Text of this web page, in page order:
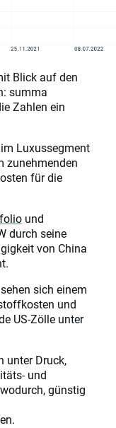
Blick auf den
summa
Zahlen ein
Luxussegment
zunehmenden
für die
und
durch seine
von China
sich einem
und
US-Zölle unter
unter Druck,
und
günstig